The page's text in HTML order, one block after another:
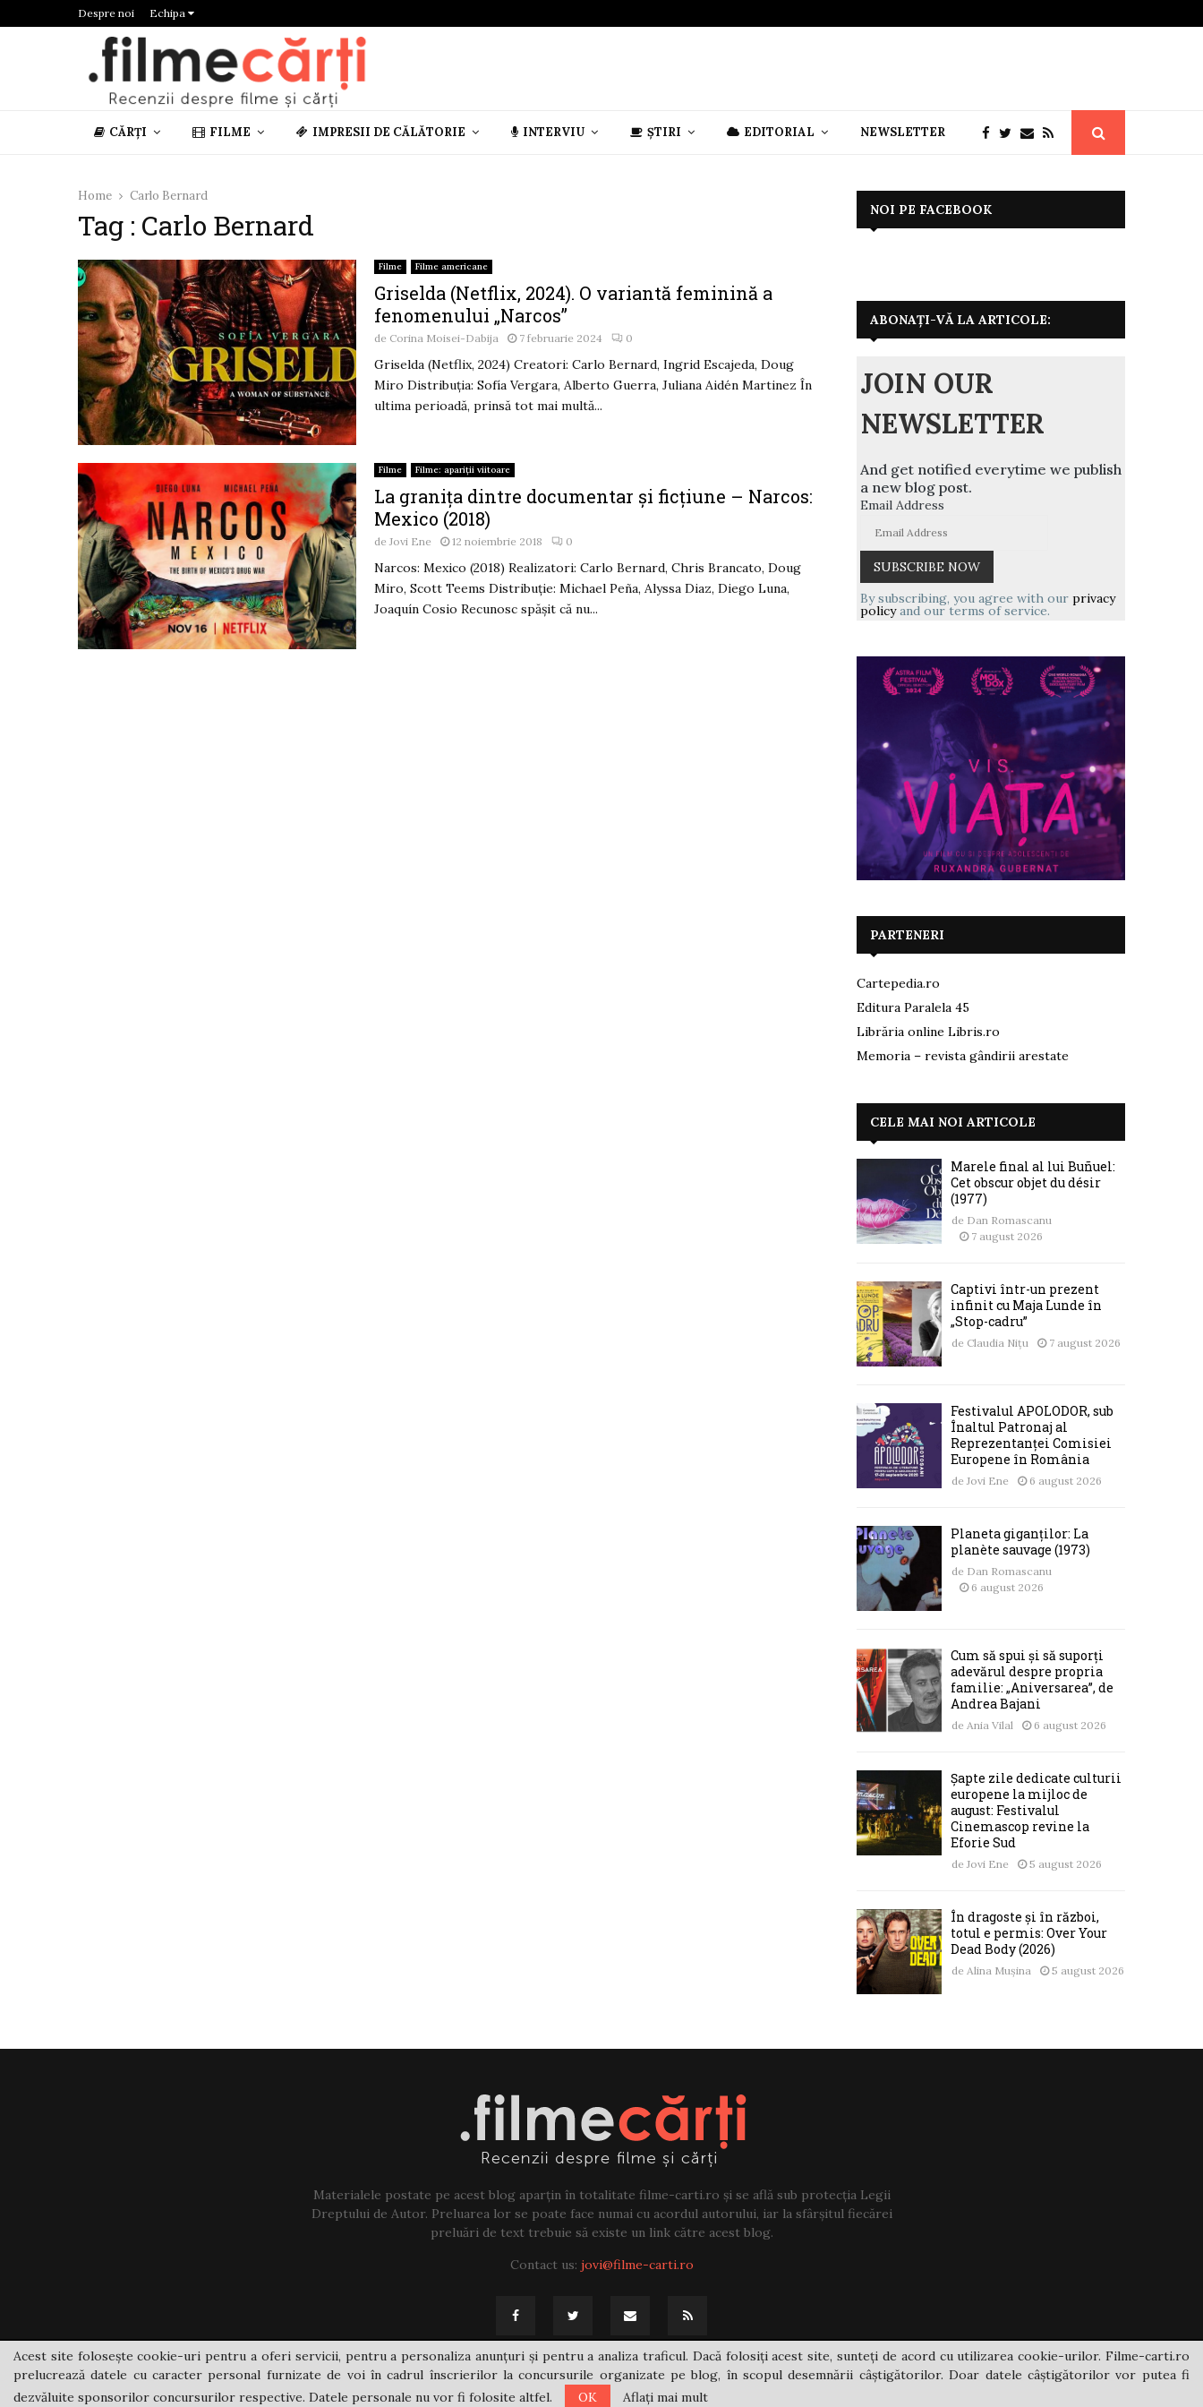
Despre noi Echipa
CĂRȚI FILME IMPRESII DE CĂLĂTORIE INTERVIU ȘTIRI EDITORIAL NEWSLETTER
Home Carlo Bernard
Tag : Carlo Bernard
Filme Filme americane
Griselda (Netflix, 2024). O variantă feminină a
fenomenului „Narcos”
de Corina Moisei-Dabija 7 februarie 2024 0
Griselda (Netflix, 2024) Creatori: Carlo Bernard, Ingrid Escajeda, Doug
Miro Distribuția: Sofía Vergara, Alberto Guerra, Juliana Aidén Martinez În
ultima perioadă, prinsă tot mai multă...
Filme Filme: apariții viitoare
La granița dintre documentar și ficțiune – Narcos:
Mexico (2018)
deJovi Ene 12 noiembrie 2018 0
Narcos: Mexico (2018) Realizatori: Carlo Bernard, Chris Brancato, Doug
Miro, Scott Teems Distribuție: Michael Peña, Alyssa Diaz, Diego Luna,
Joaquín Cosio Recunosc spășit că nu...
NOI PE FACEBOOK
ABONAȚI-VĂ LA ARTICOLE:
JOIN OUR
NEWSLETTER
And get notified everytime we publish
a new blog post.
Email Address
By subscribing, you agree with our privacy
policyand our terms of service.
PARTENERI
Cartepedia.ro
Editura Paralela 45
Librăria online Libris.ro
Memoria – revista gândirii arestate
CELE MAI NOI ARTICOLE
Marele final al lui Buñuel:
Cet obscur objet du désir
(1977)
de Dan Romascanu
7 august 2026
Captivi într-un prezent
infinit cu Maja Lunde în
„Stop-cadru”
de Claudia Nițu 7 august 2026
Festivalul APOLODOR, sub
Înaltul Patronaj al
Reprezentanței Comisiei
Europene în România
de Jovi Ene 6 august 2026
Planeta giganților: La
planète sauvage (1973)
de Dan Romascanu
6 august 2026
Cum să spui și să suporți
adevărul despre propria
familie: „Aniversarea”, de
Andrea Bajani
de Ania Vilal 6 august 2026
Șapte zile dedicate culturii
europene la mijloc de
august: Festivalul
Cinemascop revine la
Eforie Sud
de Jovi Ene 5 august 2026
În dragoste și în război,
totul e permis: Over Your
Dead Body (2026)
de Alina Mușina 5 august 2026
Materialele postate pe acest blog aparțin în totalitate filme-carti.ro și se află sub protecția Legii
Dreptului de Autor. Preluarea lor se poate face numai cu acordul autorului, iar la sfârșitul fiecărei
preluări de text trebuie să existe un link către acest blog.
Contact us: jovi@filme-carti.ro
@2021 - filme-carti.ro
Acest site folosește cookie-uri pentru a oferi servicii, pentru a personaliza anunțuri și pentru a analiza traficul. Dacă folosiți acest site, sunteți de acord cu utilizarea cookie-urilor. Filme-carti.ro
prelucrează datele cu caracter personal furnizate de voi în cadrul înscrierilor la concursurile organizate pe blog, în scopul desemnării câștigătorilor. Doar datele câștigătorilor vor putea fi
dezvăluite sponsorilor concursurilor respective. Datele personale nu vor fi folosite altfel.
OK Aflați mai mult